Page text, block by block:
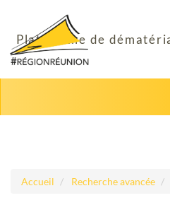
Accueil Recherche avancée